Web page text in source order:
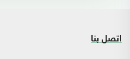
اتصل بنا